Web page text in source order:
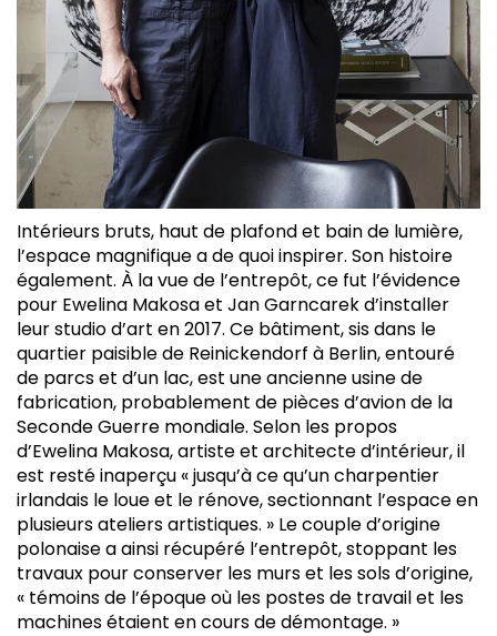
Intérieurs bruts, haut de plafond et bain de lumière,
l’espace magnifique a de quoi inspirer. Son histoire
également. À la vue de l’entrepôt, ce fut l’évidence
pour Ewelina Makosa et Jan Garncarek d’installer
leur studio d’art en 2017. Ce bâtiment, sis dans le
quartier paisible de Reinickendorf à Berlin, entouré
de parcs et d’un lac, est une ancienne usine de
fabrication, probablement de pièces d’avion de la
Seconde Guerre mondiale. Selon les propos
d’Ewelina Makosa, artiste et architecte d’intérieur, il
est resté inaperçu « jusqu’à ce qu’un charpentier
irlandais le loue et le rénove, sectionnant l’espace en
plusieurs ateliers artistiques. » Le couple d’origine
polonaise a ainsi récupéré l’entrepôt, stoppant les
travaux pour conserver les murs et les sols d’origine,
« témoins de l’époque où les postes de travail et les
machines étaient en cours de démontage. »